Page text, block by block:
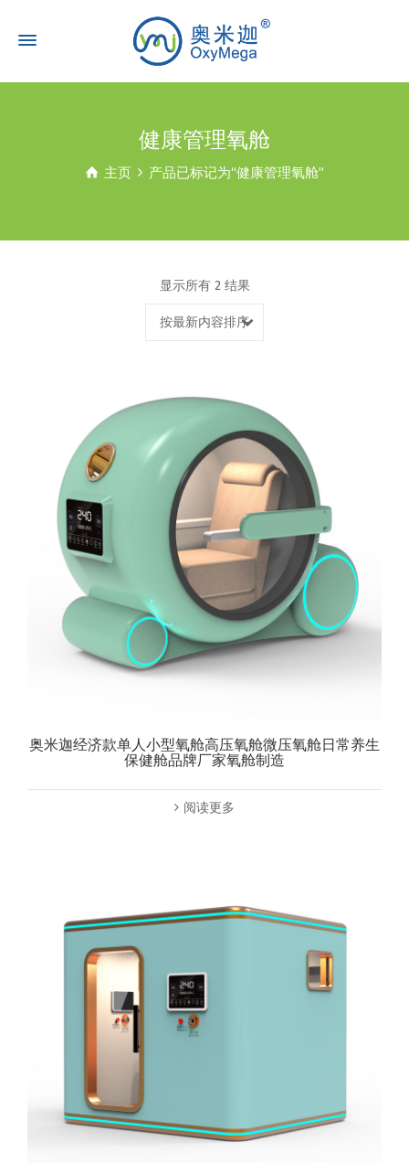
健康管理氧舱
主页 产品已标记为“健康管理氧舱”
显示所有 2 结果
按最新内容排序
奥米迦经济款单人小型氧舱高压氧舱微压氧舱日常养生
保健舱品牌厂家氧舱制造
阅读更多